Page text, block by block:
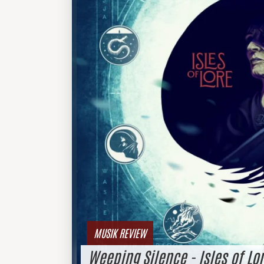
MUSIK REVIEW
Weeping Silence - Isles of